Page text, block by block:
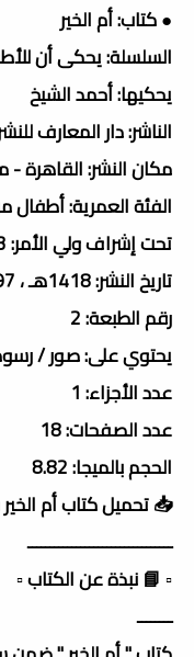
● كتاب: أم الخير
السلسلة: يحكى أن
يحكيها: أحمد الشيخ
الناشر: دار المعارف
مكان النشر: القاهرة -
الفئة العمرية: أطفال من
تحت إشراف ولي الأمر: 3-5 سنوات
تاريخ النشر: 1418هـ ، 1997م
رقم الطبعة: 2
يحتوي على: صور /
عدد الأجزاء: 1
عدد الصفحات: 18
الحجم بالميجا: 8.82
📥 تحميل كتاب أم
ـــــــــــــــــــــــــــــــــ
▫️ 📘 نبذة عن الكتاب ▫️
ــــــــ